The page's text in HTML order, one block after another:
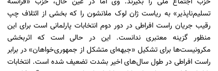
تسلیم‌ناپذیر» به ریاست ژان لوک ملانشون را که بخشی از ائتلاف چپ
رقیب جریان راست افراطی در دور دوم انتخابات پارلمانی است برای این
منظور گزینه معتبری ندانست. این در حالی است که اثربخشی
مکرونیست‌ها برای تشکیل «جبهه‌ای متشکل از جمهوری‌خواهان» در برابر
راست افراطی در طول سال‌های اخیر بشدت تضعیف شده است. انتخابات